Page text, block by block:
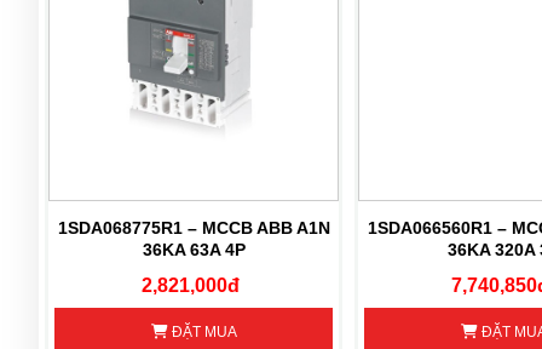
1SDA068775R1 – MCCB ABB A1N
36KA 63A 4P
2,821,000đ
ĐẶT MUA
1SDA066560R1 –
36KA 320A
ĐẶT